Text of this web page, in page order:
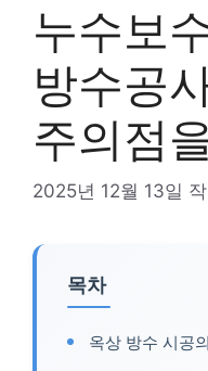
누수보
방수공
주의점
2025년 12월 13일
목차
옥상 방수 시공